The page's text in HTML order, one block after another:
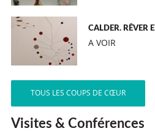
CALDER. RÊVER
A VOIR
TOUS LES COUPS DE CŒUR
Visites & Conférences